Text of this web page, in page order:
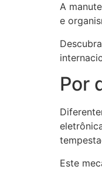
A
e
Por
Este